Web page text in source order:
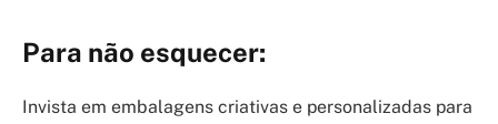
Para não esquecer:
Invista em embalagens criativas e personalizadas para